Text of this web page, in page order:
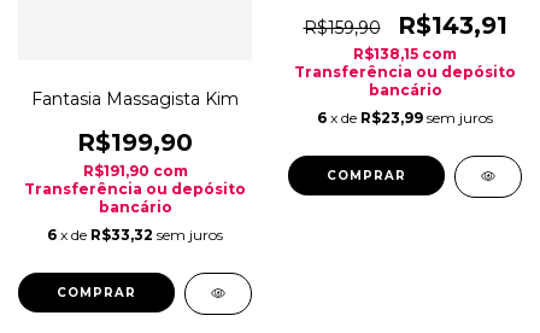
Fantasia Massagista Kim
R$199,90
R$191,90 com
Transferência ou depósito
bancário
6 x de R$33,32 sem juros
COMPRAR
R$159,90 R$143,91
R$138,15 com
Transferência ou depósito
bancário
6 x de R$23,99 sem juros
COMPRAR